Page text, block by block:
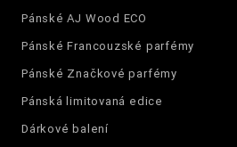
Pánské AJ Wood ECO
Pánské Francouzské parfémy
Pánské Značkové parfémy
Pánská limitovaná edice
Dárkové balení